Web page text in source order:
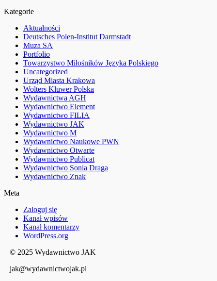
Kategorie
Aktualności
Deutsches Polen-Institut Darmstadt
Muza SA
Portfolio
Towarzystwo Miłośników Języka Polskiego
Uncategorized
Urząd Miasta Krakowa
Wolters Kluwer Polska
Wydawnictwa AGH
Wydawnictwo Element
Wydawnictwo FILIA
Wydawnictwo JAK
Wydawnictwo M
Wydawnictwo Naukowe PWN
Wydawnictwo Otwarte
Wydawnictwo Publicat
Wydawnictwo Sonia Draga
Wydawnictwo Znak
Meta
Zaloguj się
Kanał wpisów
Kanał komentarzy
WordPress.org
© 2025 Wydawnictwo JAK
jak@wydawnictwojak.pl